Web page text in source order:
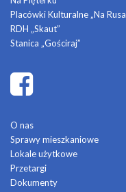
Placówki Kulturalne „Na
RDH „Skaut”
Stanica „Gościraj”
O nas
Sprawy mieszkaniowe
Lokale użytkowe
Przetargi
Dokumenty